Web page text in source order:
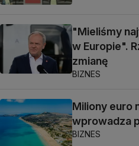
"Mieliśmy
w Europie".
zmianę
BIZNES
Miliony euro
wprowadza
BIZNES